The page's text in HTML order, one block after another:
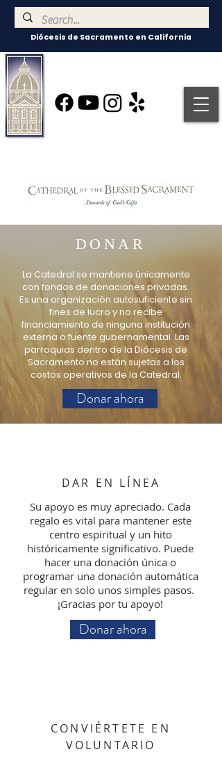
Diócesis de Sacramento en California
DONAR
La Catedral se mantiene únicamente
con fondos de donaciones privadas.
Es una organización autosuficiente sin
fines de lucro y no recibe
financiamiento de ninguna institución
externa o fuente gubernamental. Las
parroquias dentro de la Diócesis de
Sacramento no están sujetas a los
costos operativos de la Catedral.
Donar ahora
DAR EN LÍNEA
Su apoyo es muy apreciado. Cada
regalo es vital para mantener este
centro espiritual y un hito
históricamente significativo. Puede
hacer una donación única o
programar una donación automática
regular en solo unos simples pasos.
¡Gracias por tu apoyo!
Donar ahora
CONVIÉRTETE EN
VOLUNTARIO